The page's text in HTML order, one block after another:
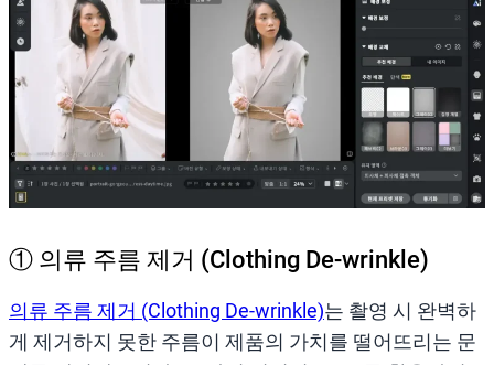
① 의류 주름 제거 (Clothing De-wrinkle)
의류 주름 제거 (Clothing De-wrinkle)는 촬영 시 완벽하
게 제거하지 못한 주름이 제품의 가치를 떨어뜨리는 문